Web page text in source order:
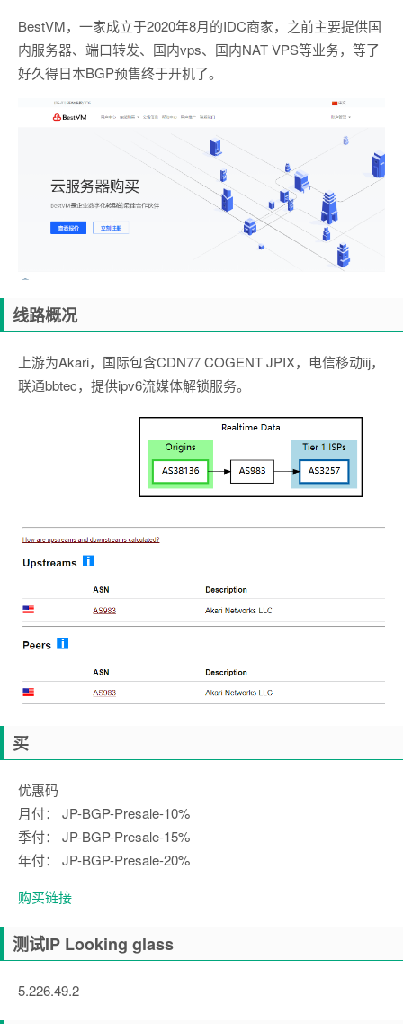
BestVM，一家成立于2020年8月的IDC商家，之前主要提供国
内服务器、端口转发、国内vps、国内NAT VPS等业务，等了
好久得日本BGP预售终于开机了。
线路概况
上游为Akari，国际包含CDN77 COGENT JPIX，电信移动iij，
联通bbtec，提供ipv6流媒体解锁服务。
买
优惠码
月付： JP-BGP-Presale-10%
季付： JP-BGP-Presale-15%
年付： JP-BGP-Presale-20%
购买链接
测试IP Looking glass
5.226.49.2